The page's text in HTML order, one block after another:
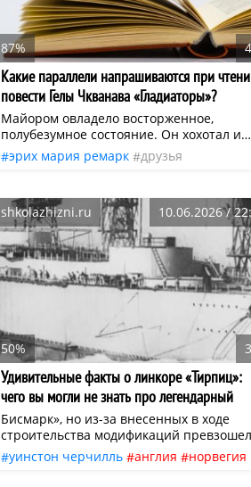
87%
Какие параллели напрашиваются при
повести Гелы Чкванава «Гладиаторы»?
Майором овладело восторженное,
полубезумное состояние. Он хохотал и
вопил: — Живьем брать демонов,
Но его никто не слушал. Расстреливали
в рот дуло автомата и нажимали на
Гела Чкванава честно рассказывает о
жестокости этой гражданской войны
своему читателю.
эрих мария ремарк
друзья
нео
shkolazhizni.ru 10.06.2026 /
50%
Удивительные факты о линкоре «Тирпиц»:
чего вы могли не знать про легендарный
корабль?
Бисмарк», но из-за внесенных в ходе
строительства модификаций превзошел
своего знаменитого «собрата». Его
водоизмещение достигало почти 53 000
уинстон черчилль англия
норвегия